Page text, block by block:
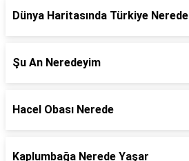
Dünya Haritasında Türkiye Nerede
Şu An Neredeyim
Hacel Obası Nerede
Kaplumbağa Nerede Yaşar